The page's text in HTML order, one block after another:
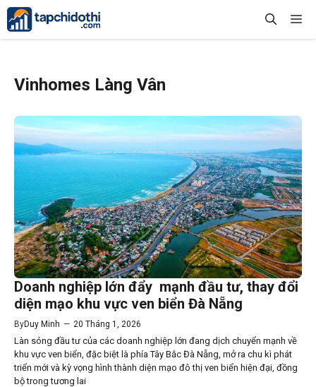
Chuyển
đến
Vinhomes Làng Vân
Doanh nghiệp lớn đẩy mạnh đầu tư, thay đổi
diện mạo khu vực ven biển Đà Nẵng
ByDuy Minh — 20 Tháng 1, 2026
Làn sóng đầu tư của các doanh nghiệp lớn đang dịch chuyển mạnh về
khu vực ven biển, đặc biệt là phía Tây Bắc Đà Nẵng, mở ra chu kì phát
triển mới và kỳ vọng hình thành diện mạo đô thị ven biển hiện đại, đồng
bộ trong tương lai